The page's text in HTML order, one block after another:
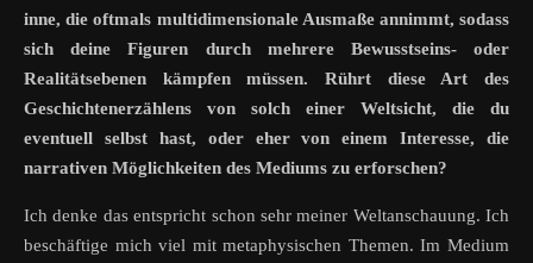
inne, die oftmals multidimensionale Ausmaße annimmt, sodass
sich deine Figuren durch mehrere Bewusstseins- oder
Realitätsebenen kämpfen müssen. Rührt diese Art des
Geschichtenerzählens von solch einer Weltsicht, die du
eventuell selbst hast, oder eher von einem Interesse, die
narrativen Möglichkeiten des Mediums zu erforschen?
Ich denke das entspricht schon sehr meiner Weltanschauung. Ich
beschäftige mich viel mit metaphysischen Themen. Im Medium